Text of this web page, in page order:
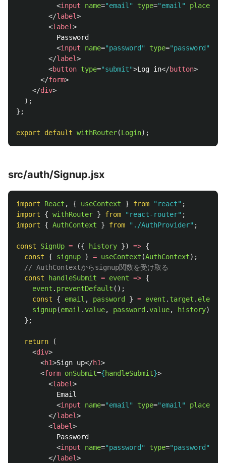
<input name="email" type="email"
</label>
<label>
          Password
<input name="password" type="password"
</label>
<button type="submit">Log in</button>
</form>
</div>
);
};
export default withRouter(Login);
src/auth/Signup.jsx
import React , { useContext } from " react" ;
import
{ withRouter } from " react-router" ;
import
{ AuthContext } from " ./AuthProvider" ;
const SignUp = ({ history }) => {
const
{ signup } = useContext (AuthContext);
// AuthContextからsignup関数を受け取る
const
handleSubmit = event => {
event . preventDefault ();
const
{ email , password } = event . target .
signup(email .value, password .value, history);
};
return
(
<div>
<h1>Sign up</h1>
<form onSubmit={handleSubmit}>
<label>
          Email
<input name="email" type="email"
</label>
<label>
          Password
<input name="password" type="password"
</label>